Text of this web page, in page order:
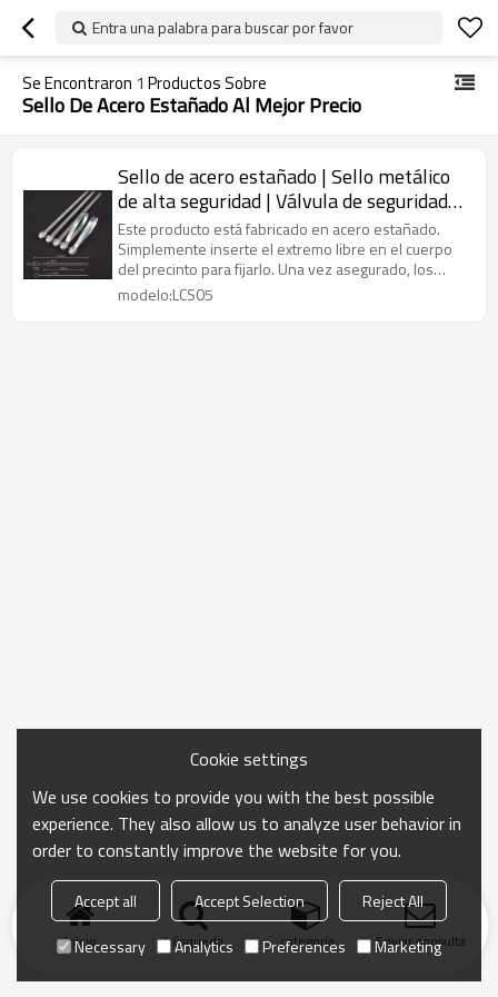
Entra una palabra para buscar por favor
Se Encontraron 1 Productos Sobre
Sello De Acero Estañado Al Mejor Precio
Sello de acero estañado | Sello metálico
de alta seguridad | Válvula de seguridad
con cerradura | Litalock Manufacturing
Este producto está fabricado en acero estañado.
Simplemente inserte el extremo libre en el cuerpo
del precinto para fijarlo. Una vez asegurado, los
precintos de bucle fijo tienen un tamaño de bucle fijo
modelo:LCS05
Inicio búsqueda categoría Enviar consulta
Cookie settings
We use cookies to provide you with the best possible
experience. They also allow us to analyze user behavior in
order to constantly improve the website for you.
Accept all Accept Selection
Reject All
Necessary
Analytics Preferences Marketing